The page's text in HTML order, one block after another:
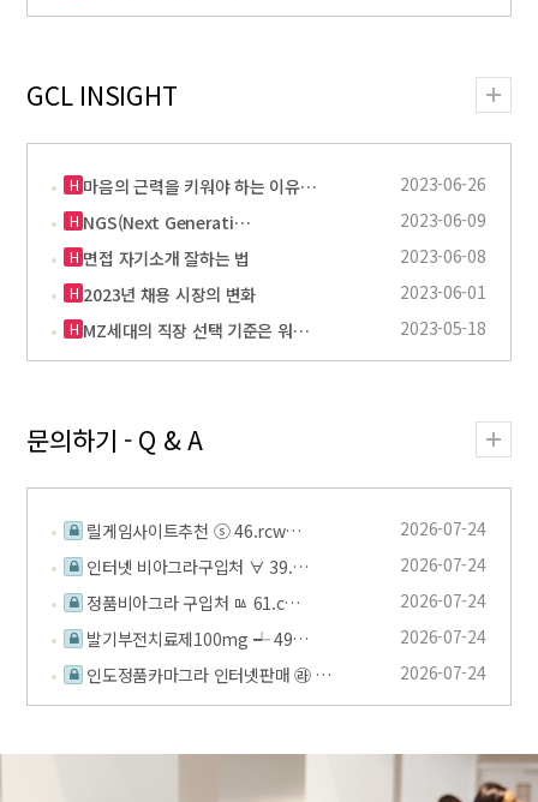
GCL INSIGHT
H 마음의 근력을 키워야 하는 이유… 2023-06-26
H NGS(Next Generati… 2023-06-09
H 면접 자기소개 잘하는 법 2023-06-08
H 2023년 채용 시장의 변화 2023-06-01
H MZ세대의 직장 선택 기준은 워… 2023-05-18
문의하기 - Q & A
릴게임사이트추천 ⓢ 46.rcw…
2026-07-24
인터넷 비아그라구입처 ∀ 39.…
2026-07-24
정품비아그라 구입처 ㅰ 61.c…
2026-07-24
발기부전치료제100mg ┵ 49…
2026-07-24
인도정품카마그라 인터넷판매 ㉱ …
2026-07-24